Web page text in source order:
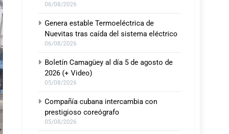
06/08/2026
Genera estable Termoeléctrica de
Nuevitas tras caída del sistema eléctrico
06/08/2026
Boletín Camagüey al día 5 de agosto de
2026 (+ Video)
05/08/2026
Compañía cubana intercambia con
prestigioso coreógrafo
05/08/2026